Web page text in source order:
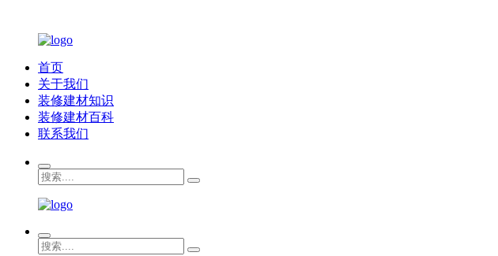
首页
关于我们
装修建材知识
装修建材百科
联系我们